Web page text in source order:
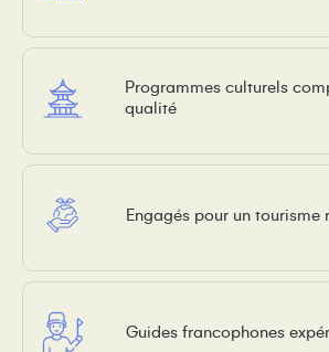
Programmes culturels
qualité
Engagés pour un tourisme
Guides francophones